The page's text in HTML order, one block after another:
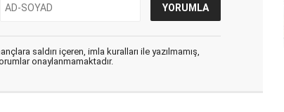
saldırı içeren, imla kuralları ile yazılmamış,
onaylanmamaktadır.